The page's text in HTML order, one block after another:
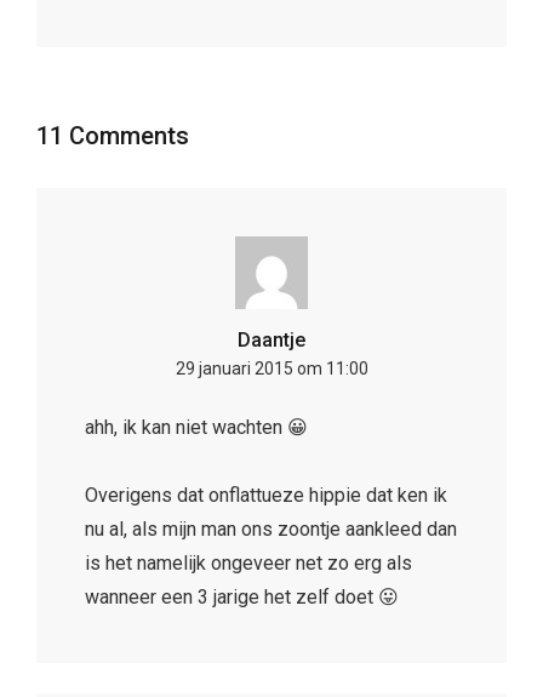
11 Comments
Daantje
29 januari 2015 om 11:00
ahh, ik kan niet wachten 😀
Overigens dat onflattueze hippie dat ken ik
nu al, als mijn man ons zoontje aankleed dan
is het namelijk ongeveer net zo erg als
wanneer een 3 jarige het zelf doet 😛